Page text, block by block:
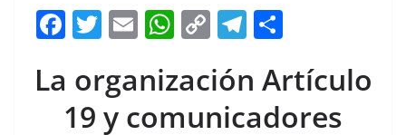
F
c
e
T
itt
er
E
ai
l
W
at
s
C
p
y
T
e
gr
ar
e
La organización Artículo
19 y comunicadores